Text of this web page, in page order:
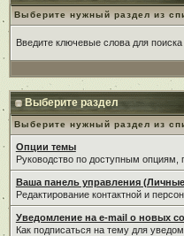
Выберите нужный раздел из
Введите ключевые слова для поиска
Выберите раздел
Выберите нужный раздел из
Опции темы
Руководство по доступным опциям,
Ваша панель управления
Редактирование контактной и
Уведомление на e-mail о новых
Как подписаться на тему для